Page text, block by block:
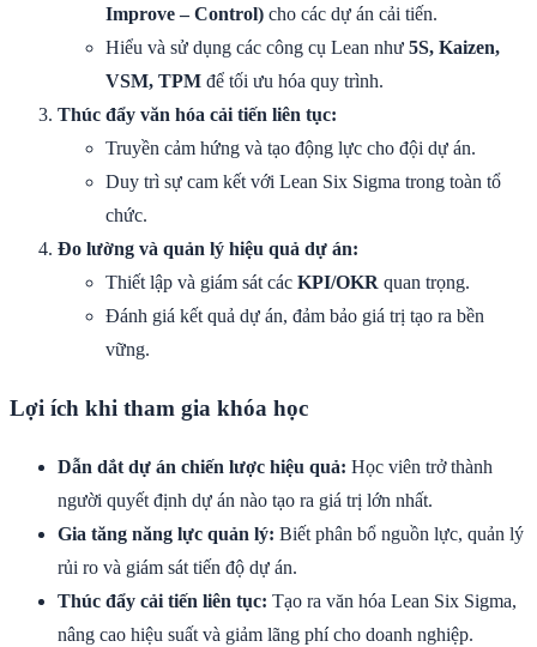
Improve – Control) cho các dự án cải tiến.
Hiểu và sử dụng các công cụ Lean như 5S, Kaizen,
VSM, TPM để tối ưu hóa quy trình.
Thúc đẩy văn hóa cải tiến liên tục:
Truyền cảm hứng và tạo động lực cho đội dự án.
Duy trì sự cam kết với Lean Six Sigma trong toàn tổ
chức.
Đo lường và quản lý hiệu quả dự án:
Thiết lập và giám sát các KPI/OKR quan trọng.
Đánh giá kết quả dự án, đảm bảo giá trị tạo ra bền
vững.
Lợi ích khi tham gia khóa học
Dẫn dắt dự án chiến lược hiệu quả: Học viên trở thành
người quyết định dự án nào tạo ra giá trị lớn nhất.
Gia tăng năng lực quản lý: Biết phân bổ nguồn lực, quản lý
rủi ro và giám sát tiến độ dự án.
Thúc đẩy cải tiến liên tục: Tạo ra văn hóa Lean Six Sigma,
nâng cao hiệu suất và giảm lãng phí cho doanh nghiệp.